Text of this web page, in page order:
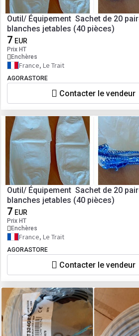
Outil/ Équipement Sachet de 20
blanches jetables (40 pièces)
7 EUR
Prix HT
Enchères
France, Le Trait
AGORASTORE
Contacter le vendeur
Outil/ Équipement Sachet de 20
blanches jetables (40 pièces)
7 EUR
Prix HT
Enchères
France, Le Trait
AGORASTORE
Contacter le vendeur